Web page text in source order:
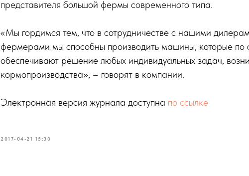
представителя большой фермы современного типа.
«Мы гордимся тем, что в сотрудничестве с нашими
фермерами мы способны производить машины, которые
обеспечивают решение любых индивидуальных задач,
кормопроизводства», – говорят в компании.
Электронная версия журнала доступна по ссылке
2017-04-21 15:30